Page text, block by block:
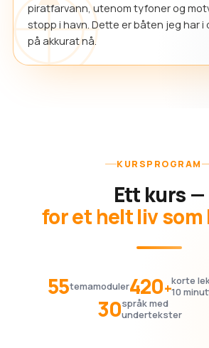
piratfarvann, utenom tyfoner og
stopp i havn. Dette er båten jeg har i
på akkurat nå.
KURSPROGRAM
Ett kurs —
for et helt liv som
55temamoduler420+korte
10
30språk med
undertekster